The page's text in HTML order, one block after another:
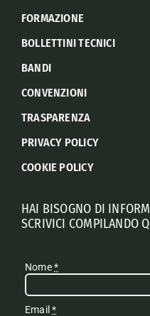
FORMAZIONE
BOLLETTINI TECNICI
BANDI
CONVENZIONI
TRASPARENZA
PRIVACY POLICY
COOKIE POLICY
HAI BISOGNO DI
SCRIVICI COMPILANDO
Nome*
Email*